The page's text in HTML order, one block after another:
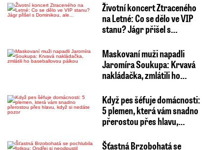
Životní koncert Ztraceného
na Letné: Co se dělo ve VIP
stanu? Jágr přišel s…
Maskovaní muži napadli
Jaromíra Soukupa: Krvavá
nakládačka, zmlátili ho…
Když pes šéfuje domácnosti:
5 plemen, která vám snadno
přerostou přes hlavu,…
Šťastná Brzobohatá se